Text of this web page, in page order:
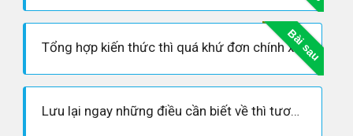
Bài sau
Tổng hợp kiến thức thì quá khứ đơn chính xác nhất
Lưu lại ngay những điều cần biết về thì tương lai đơn